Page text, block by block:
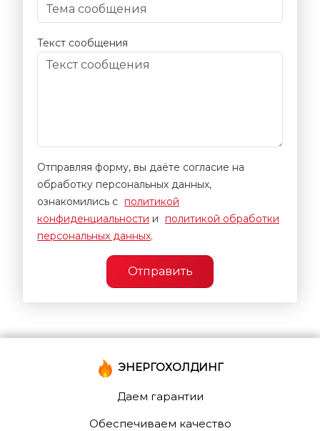
Текст сообщения
Отправляя форму, вы даёте согласие на
обработку персональных данных,
ознакомились с политикой
конфиденциальности и
политикой обработки
персональных данных.
Отправить
ЭНЕРГОХОЛДИНГ
Даем гарантии
Обеспечиваем качество